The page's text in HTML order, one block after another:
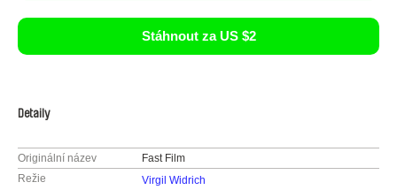
Stáhnout za US $2
Detaily
Originální název
Fast Film
Režie
Virgil Widrich